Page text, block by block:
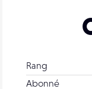
Rang
Abonné